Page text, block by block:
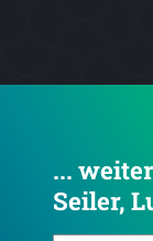
...
Seiler,